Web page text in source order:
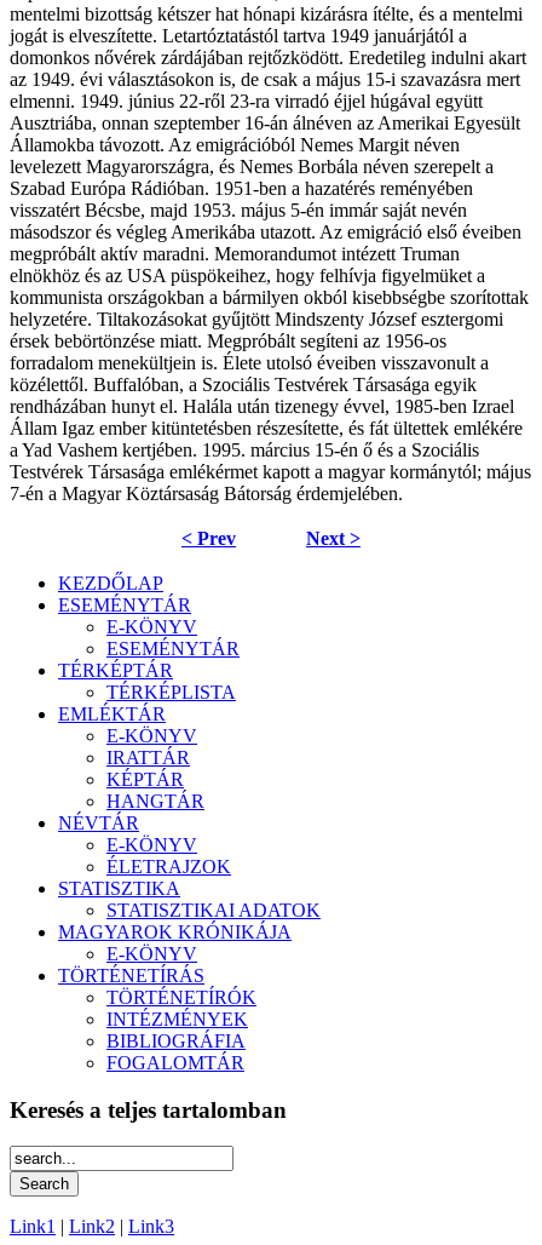
mentelmi bizottság kétszer hat hónapi kizárásra ítélte, és a mentelmi
jogát is elveszítette. Letartóztatástól tartva 1949 januárjától a
domonkos nővérek zárdájában rejtőzködött. Eredetileg indulni akart
az 1949. évi választásokon is, de csak a május 15-i szavazásra mert
elmenni. 1949. június 22-ről 23-ra virradó éjjel húgával együtt
Ausztriába, onnan szeptember 16-án álnéven az Amerikai Egyesült
Államokba távozott. Az emigrációból Nemes Margit néven
levelezett Magyarországra, és Nemes Borbála néven szerepelt a
Szabad Európa Rádióban. 1951-ben a hazatérés reményében
visszatért Bécsbe, majd 1953. május 5-én immár saját nevén
másodszor és végleg Amerikába utazott. Az emigráció első éveiben
megpróbált aktív maradni. Memorandumot intézett Truman
elnökhöz és az USA püspökeihez, hogy felhívja figyelmüket a
kommunista országokban a bármilyen okból kisebbségbe szorítottak
helyzetére. Tiltakozásokat gyűjtött Mindszenty József esztergomi
érsek bebörtönzése miatt. Megpróbált segíteni az 1956-os
forradalom menekültjein is. Élete utolsó éveiben visszavonult a
közélettől. Buffalóban, a Szociális Testvérek Társasága egyik
rendházában hunyt el. Halála után tizenegy évvel, 1985-ben Izrael
Állam Igaz ember kitüntetésben részesítette, és fát ültettek emlékére
a Yad Vashem kertjében. 1995. március 15-én ő és a Szociális
Testvérek Társasága emlékérmet kapott a magyar kormánytól; május
7-én a Magyar Köztársaság Bátorság érdemjelében.
< Prev Next >
KEZDŐLAP
ESEMÉNYTÁR
E-KÖNYV
ESEMÉNYTÁR
TÉRKÉPTÁR
TÉRKÉPLISTA
EMLÉKTÁR
E-KÖNYV
IRATTÁR
KÉPTÁR
HANGTÁR
NÉVTÁR
E-KÖNYV
ÉLETRAJZOK
STATISZTIKA
STATISZTIKAI ADATOK
MAGYAROK KRÓNIKÁJA
E-KÖNYV
TÖRTÉNETÍRÁS
TÖRTÉNETÍRÓK
INTÉZMÉNYEK
BIBLIOGRÁFIA
FOGALOMTÁR
Keresés a teljes tartalomban
Link1 | Link2 | Link3